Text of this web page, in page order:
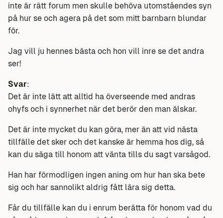
inte är rätt forum men skulle behöva utomståendes syn
på hur se och agera på det som mitt barnbarn blundar
för.
Jag vill ju hennes bästa och hon vill inre se det andra
ser!
Svar:
Det är inte lätt att alltid ha överseende med andras
ohyfs och i synnerhet när det berör den man älskar.
Det är inte mycket du kan göra, mer än att vid nästa
tillfälle det sker och det kanske är hemma hos dig, så
kan du säga till honom att vänta tills du sagt varsågod.
Han har förmodligen ingen aning om hur han ska bete
sig och har sannolikt aldrig fått lära sig detta.
Får du tillfälle kan du i enrum berätta för honom vad du